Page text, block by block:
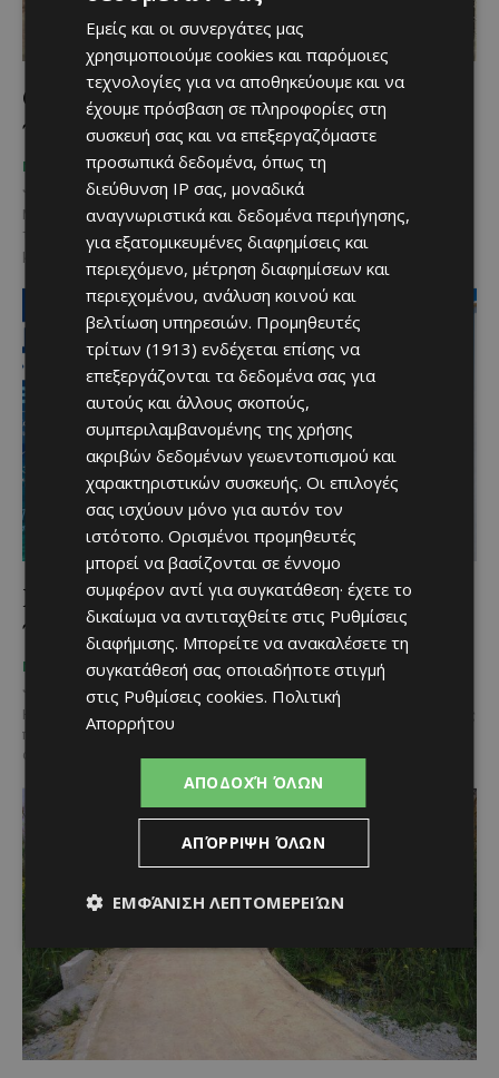
Οι κεντήστρες των Λευκάρων – Μια εικόνα
που κρατά ζωντανή την παράδοση
ΜΈΝΟΥΜΕ ΕΝΗΜΕΡΩΜΈΝΟΙ Κατερίνα Χριστοφή
July 31, 2026
Μερικές φωτογραφίες αξίζουν όσο χιλιάδες λέξεις. Η εικόνα αυτή,
τραβηγμένη στα Λεύκαρα πριν από περίπου 50 χρόνια, αποτυπώνει
μια καθημερινή σκηνή που σήμερα αποτελεί...
Γαλάζιες Σημαίες 2026: Αυτές είναι οι
παραλίες της Κύπρου που ξεχώρισαν φέτος
ΜΈΝΟΥΜΕ ΕΝΗΜΕΡΩΜΈΝΟΙ Κατερίνα Χριστοφή
July 30, 2026
Η Κύπρος συνεχίζει να συγκαταλέγεται ανάμεσα στους κορυφαίους
προορισμούς για καθαρές και οργανωμένες παραλίες, με δεκάδες
ακτές σε ολόκληρο το νησί να βραβεύονται και...
Εμείς και οι συνεργάτες μας
χρησιμοποιούμε cookies και παρόμοιες
τεχνολογίες για να αποθηκεύουμε και να
έχουμε πρόσβαση σε πληροφορίες στη
συσκευή σας και να επεξεργαζόμαστε
προσωπικά δεδομένα, όπως τη
διεύθυνση IP σας, μοναδικά
αναγνωριστικά και δεδομένα περιήγησης,
για εξατομικευμένες διαφημίσεις και
περιεχόμενο, μέτρηση διαφημίσεων και
περιεχομένου, ανάλυση κοινού και
βελτίωση υπηρεσιών. Προμηθευτές
τρίτων (1913) ενδέχεται επίσης να
επεξεργάζονται τα δεδομένα σας για
αυτούς και άλλους σκοπούς,
συμπεριλαμβανομένης της χρήσης
ακριβών δεδομένων γεωεντοπισμού και
χαρακτηριστικών συσκευής. Οι επιλογές
σας ισχύουν μόνο για αυτόν τον
ιστότοπο. Ορισμένοι προμηθευτές
μπορεί να βασίζονται σε έννομο
συμφέρον αντί για συγκατάθεση· έχετε το
δικαίωμα να αντιταχθείτε στις Ρυθμίσεις
διαφήμισης. Μπορείτε να ανακαλέσετε τη
συγκατάθεσή σας οποιαδήποτε στιγμή
στις Ρυθμίσεις cookies. Πολιτική
Απορρήτου
ΑΠΟΔΟΧΉ ΌΛΩΝ
ΑΠΌΡΡΙΨΗ ΌΛΩΝ
ΕΜΦΆΝΙΣΗ ΛΕΠΤΟΜΕΡΕΙΏΝ